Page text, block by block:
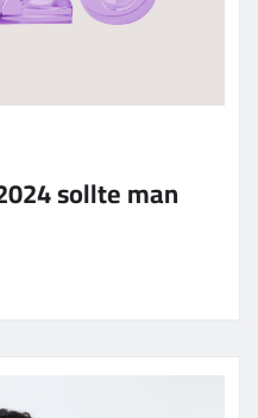
sollte man